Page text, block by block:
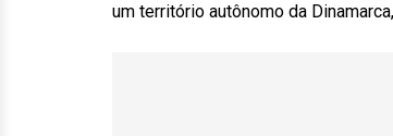
um território autônomo da